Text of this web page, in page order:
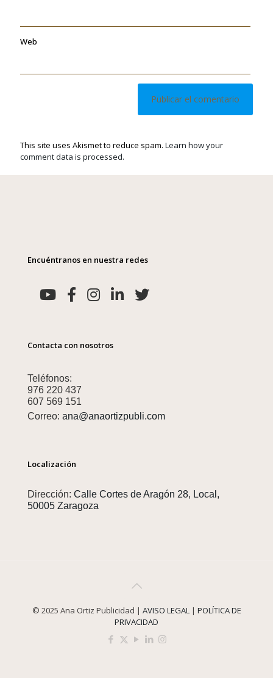
Web
This site uses Akismet to reduce spam. Learn how your
comment data is processed.
Encuéntranos en nuestra redes
Contacta con nosotros
Teléfonos:
976 220 437
607 569 151
Correo: ana@anaortizpubli.com
Localización
Dirección: Calle Cortes de Aragón 28, Local,
50005 Zaragoza
© 2025 Ana Ortiz Publicidad | AVISO LEGAL | POLÍTICA DE
PRIVACIDAD